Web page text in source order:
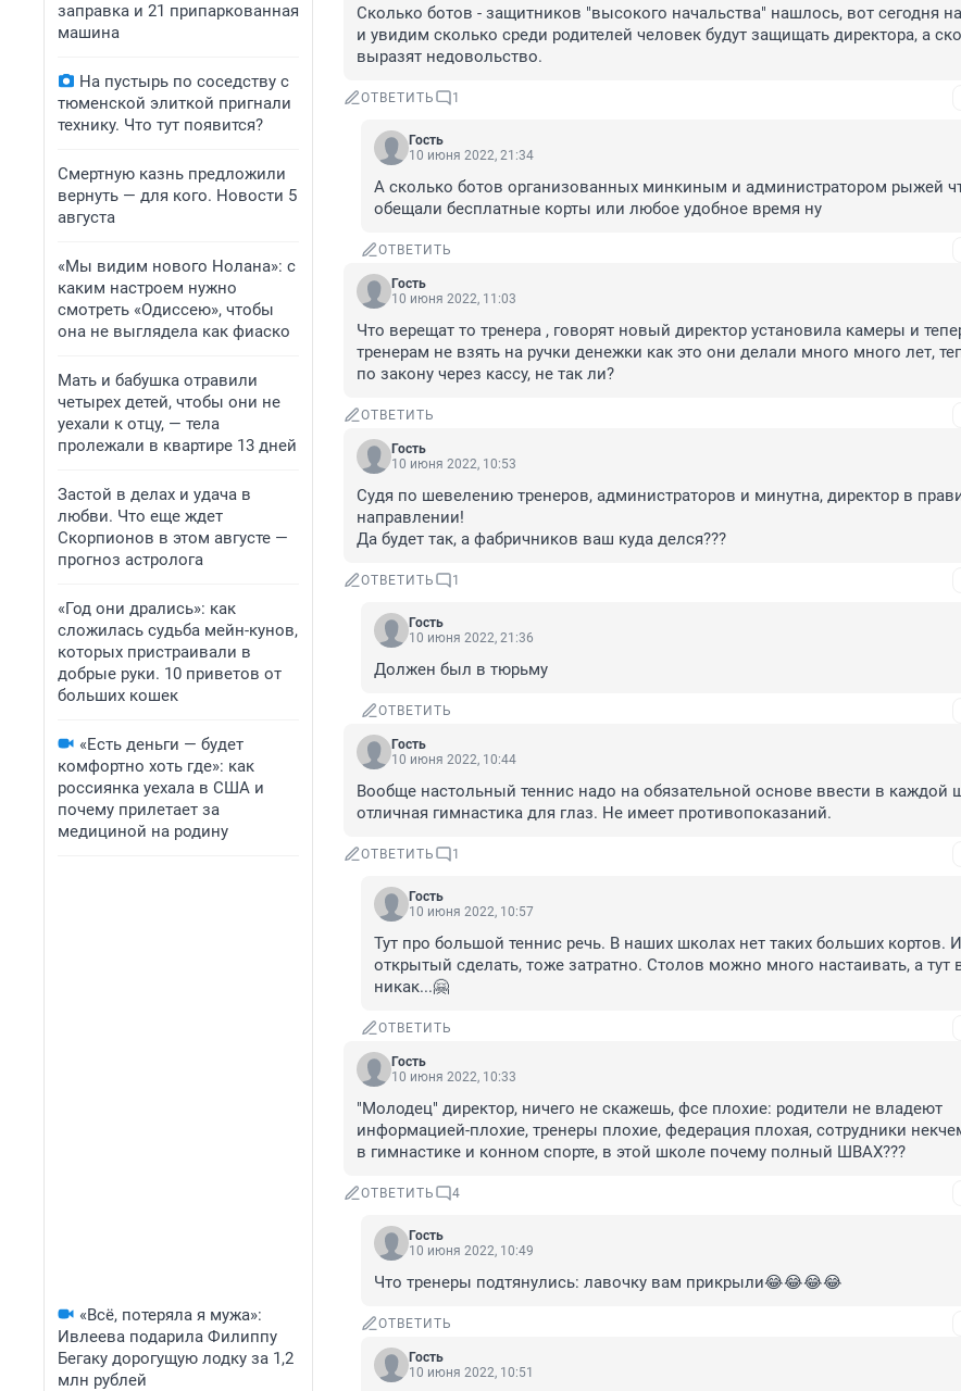
заправка и 21 припаркованная
машина
На пустырь по соседству с
тюменской элиткой пригнали
технику. Что тут появится?
Смертную казнь предложили
вернуть — для кого. Новости 5
августа
«Мы видим нового Нолана»: с
каким настроем нужно
смотреть «Одиссею», чтобы
она не выглядела как фиаско
Мать и бабушка отравили
четырех детей, чтобы они не
уехали к отцу, — тела
пролежали в квартире 13 дней
Застой в делах и удача в
любви. Что еще ждет
Скорпионов в этом августе —
прогноз астролога
«Год они дрались»: как
сложилась судьба мейн-кунов,
которых пристраивали в
добрые руки. 10 приветов от
больших кошек
«Есть деньги — будет
комфортно хоть где»: как
россиянка уехала в США и
почему прилетает за
медициной на родину
«Всё, потеряла я мужа»:
Ивлеева подарила Филиппу
Бегаку дорогущую лодку за 1,2
млн рублей
Сколько ботов - защитников "высокого начальства" нашлось, вот сегодня
и увидим сколько среди родителей человек будут защищать директора, а
выразят недовольство.
ОТВЕТИТЬ 1
Гость
10 июня 2022, 21:34
А сколько ботов организованных минкиным и администратором рыжей
обещали бесплатные корты или любое удобное время ну
ОТВЕТИТЬ
Гость
10 июня 2022, 11:03
Что верещат то тренера , говорят новый директор установила камеры и
тренерам не взять на ручки денежки как это они делали много много лет,
по закону через кассу, не так ли?
ОТВЕТИТЬ
Гость
10 июня 2022, 10:53
Судя по шевелению тренеров, администраторов и минутна, директор в
направлении!
Да будет так, а фабричников ваш куда делся???
ОТВЕТИТЬ 1
Гость
10 июня 2022, 21:36
Должен был в тюрьму
ОТВЕТИТЬ
Гость
10 июня 2022, 10:44
Вообще настольный теннис надо на обязательной основе ввести в каждой
отличная гимнастика для глаз. Не имеет противопоказаний.
ОТВЕТИТЬ 1
Гость
10 июня 2022, 10:57
Тут про большой теннис речь. В наших школах нет таких больших кортов.
открытый сделать, тоже затратно. Столов можно много настаивать, а тут
никак...🤗
ОТВЕТИТЬ
Гость
10 июня 2022, 10:33
"Молодец" директор, ничего не скажешь, фсе плохие: родители не владеют
информацией-плохие, тренеры плохие, федерация плохая, сотрудники
в гимнастике и конном спорте, в этой школе почему полный ШВАХ???
ОТВЕТИТЬ 4
Гость
10 июня 2022, 10:49
Что тренеры подтянулись: лавочку вам прикрыли😂😂😂😂
ОТВЕТИТЬ
Гость
10 июня 2022, 10:51